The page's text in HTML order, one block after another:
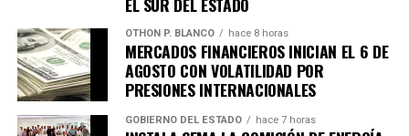
OTHON P. BLANCO hace 8 horas
MERCADOS FINANCIEROS INICIAN EL 6 DE
AGOSTO CON VOLATILIDAD POR
PRESIONES INTERNACIONALES
GOBIERNO DEL ESTADO hace 7 horas